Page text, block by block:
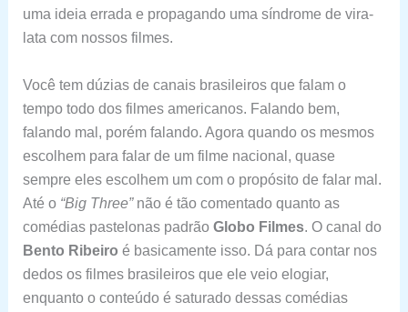
uma ideia errada e propagando uma síndrome de vira-
lata com nossos filmes.
Você tem dúzias de canais brasileiros que falam o
tempo todo dos filmes americanos. Falando bem,
falando mal, porém falando. Agora quando os mesmos
escolhem para falar de um filme nacional, quase
sempre eles escolhem um com o propósito de falar mal.
Até o “Big Three”não é tão comentado quanto as
comédias pastelonas padrão Globo Filmes. O canal do
Bento Ribeiro é basicamente isso. Dá para contar nos
dedos os filmes brasileiros que ele veio elogiar,
enquanto o conteúdo é saturado dessas comédias